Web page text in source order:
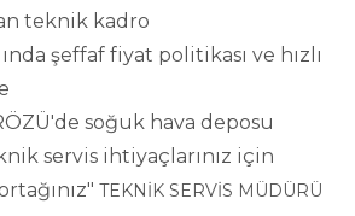
teknik kadro
şeffaf fiyat politikası ve hızlı
soğuk hava deposu
servis ihtiyaçlarınız için
TEKNİK SERVİS MÜDÜRÜ